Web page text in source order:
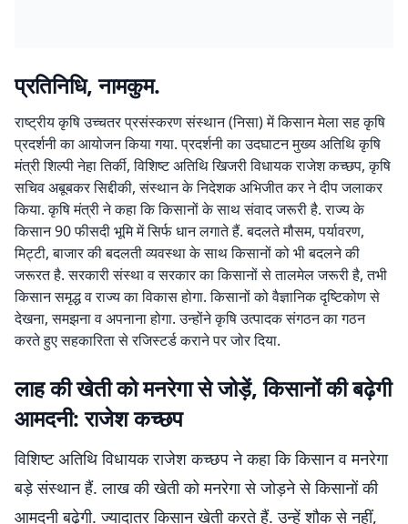
प्रतिनिधि, नामकुम.
राष्ट्रीय कृषि उच्चतर प्रसंस्करण संस्थान (निसा) में किसान मेला सह कृषि
प्रदर्शनी का आयोजन किया गया. प्रदर्शनी का उदघाटन मुख्य अतिथि कृषि
मंत्री शिल्पी नेहा तिर्की, विशिष्ट अतिथि खिजरी विधायक राजेश कच्छप, कृषि
सचिव अबूबकर सिद्दीकी, संस्थान के निदेशक अभिजीत कर ने दीप जलाकर
किया. कृषि मंत्री ने कहा कि किसानों के साथ संवाद जरूरी है. राज्य के
किसान 90 फीसदी भूमि में सिर्फ धान लगाते हैं. बदलते मौसम, पर्यावरण,
मिट्टी, बाजार की बदलती व्यवस्था के साथ किसानों को भी बदलने की
जरूरत है. सरकारी संस्था व सरकार का किसानों से तालमेल जरूरी है, तभी
किसान समृद्ध व राज्य का विकास होगा. किसानों को वैज्ञानिक दृष्टिकोण से
देखना, समझना व अपनाना होगा. उन्होंने कृषि उत्पादक संगठन का गठन
करते हुए सहकारिता से रजिस्टर्ड कराने पर जोर दिया.
लाह की खेती को मनरेगा से जोड़ें, किसानों की बढ़ेगी
आमदनी: राजेश कच्छप
विशिष्ट अतिथि विधायक राजेश कच्छप ने कहा कि किसान व मनरेगा
बड़े संस्थान हैं. लाख की खेती को मनरेगा से जोड़ने से किसानों की
आमदनी बढ़ेगी. ज्यादातर किसान खेती करते हैं. उन्हें शौक से नहीं,